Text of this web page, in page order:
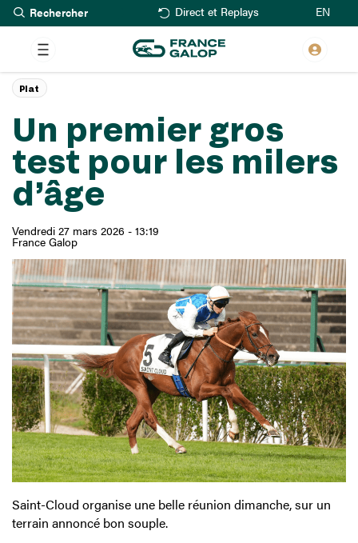
Aller
au
contenu
principal
Rechercher Direct et Replays EN
Un premier gros
test pour les milers
d’âge
Vendredi 27 mars 2026 - 13:19
France Galop
Plat
Saint-Cloud organise une belle réunion dimanche, sur un
terrain annoncé bon souple.